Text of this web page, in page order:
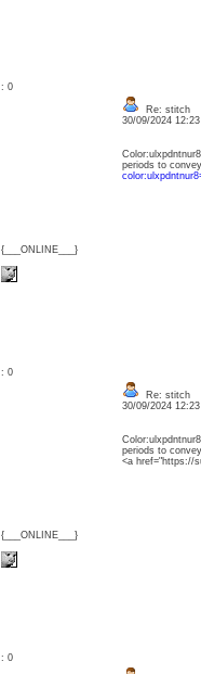
: 0
{___ONLINE___}
Re: stitch
30/09/2024
periods to
: 0
{___ONLINE___}
Re: stitch
30/09/2024
periods to
<a href="https://
: 0